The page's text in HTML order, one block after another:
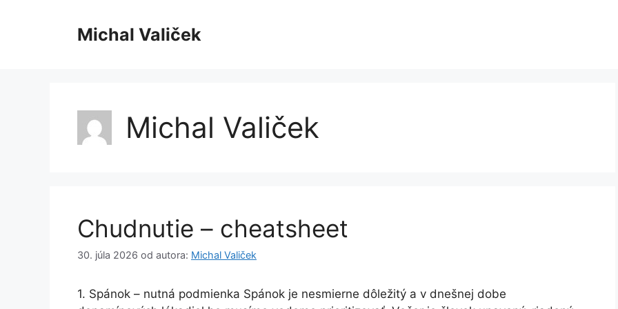
Michal Valiček
Michal Valiček
Chudnutie – cheatsheet
30. júla 2026 od autora: Michal Valiček
1. Spánok – nutná podmienka Spánok je nesmierne dôležitý a v dnešnej dobe